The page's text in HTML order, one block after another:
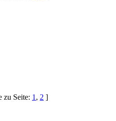
zu Seite: 1 , 2 ]